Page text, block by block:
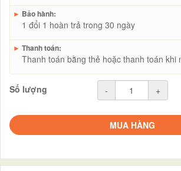
► Bảo hành:
1 đổi 1 hoàn trả trong 30 ngày
► Thanh toán:
Thanh toán bằng thẻ hoặc thanh toán khi
Số lượng - +
MUA HÀNG